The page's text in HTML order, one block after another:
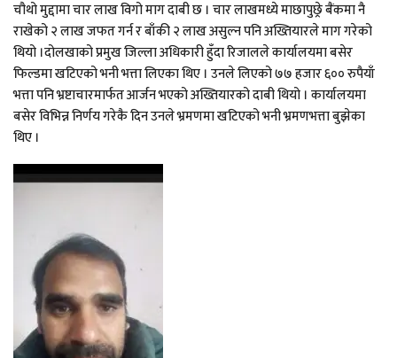
चौथो मुद्दामा चार लाख विगो माग दाबी छ । चार लाखमध्ये माछापुछ्रे बैंकमा नै
राखेको २ लाख जफत गर्न र बाँकी २ लाख असुल्न पनि अख्तियारले माग गरेको
थियो ।दोलखाको प्रमुख जिल्ला अधिकारी हुँदा रिजालले कार्यालयमा बसेर
फिल्डमा खटिएको भनी भत्ता लिएका थिए । उनले लिएको ७७ हजार ६०० रुपैयाँ
भत्ता पनि भ्रष्टाचारमार्फत आर्जन भएको अख्तियारको दाबी थियो । कार्यालयमा
बसेर विभिन्न निर्णय गरेकै दिन उनले भ्रमणमा खटिएको भनी भ्रमणभत्ता बुझेका
थिए ।